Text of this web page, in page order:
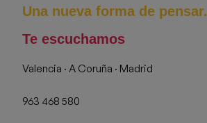
Una nueva forma de pensar.
Te escuchamos
Valencia · A Coruña · Madrid
963 468 580